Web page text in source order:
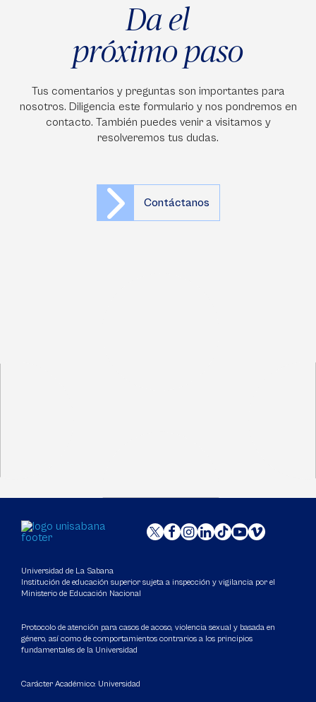
Da el
próximo paso
Tus comentarios y preguntas son importantes para
nosotros. Diligencia este formulario y nos pondremos en
contacto. También puedes venir a visitarnos y
resolveremos tus dudas.
Contáctanos
Universidad de La Sabana
Institución de educación superior sujeta a inspección y vigilancia por el
Ministerio de Educación Nacional
Protocolo de atención para casos de acoso, violencia sexual y basada en
género, así como de comportamientos contrarios a los principios
fundamentales de la Universidad
Carácter Académico: Universidad